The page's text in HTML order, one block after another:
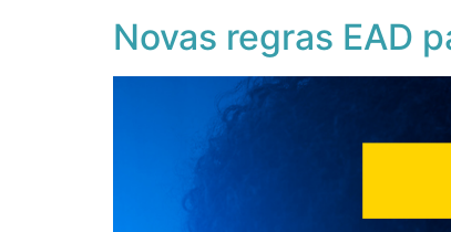
Novas regras EAD